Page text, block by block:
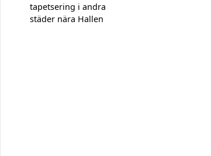
tapetsering i andra
städer nära Hallen